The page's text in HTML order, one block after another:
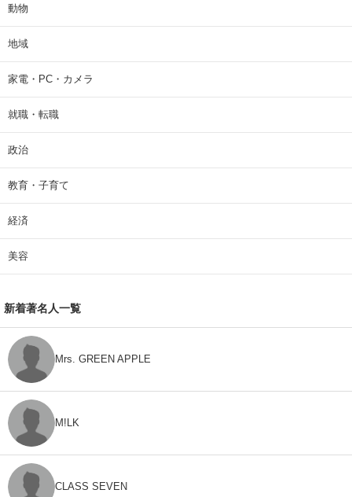
動物
地域
家電・PC・カメラ
就職・転職
政治
教育・子育て
経済
美容
新着著名人一覧
Mrs. GREEN APPLE
M!LK
CLASS SEVEN